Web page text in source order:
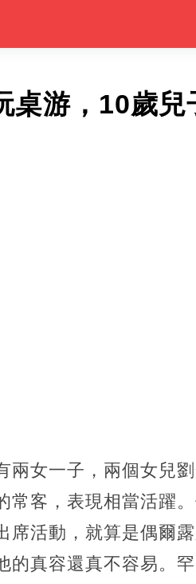
桌游，10歲
兩女一子，兩個女兒
常客，表現相當活躍
席活動，就算是偶爾
的真容還真不容易。